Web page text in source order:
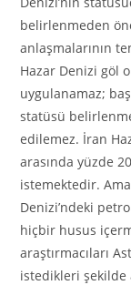
belirlenmeden
anlaşmalarının
Hazar Denizi göl
uygulanamaz;
statüsü
edilemez. İran
arasında yüzde
istemektedir.
Denizi’ndeki
hiçbir husus
araştırmacıları
istedikleri şekilde